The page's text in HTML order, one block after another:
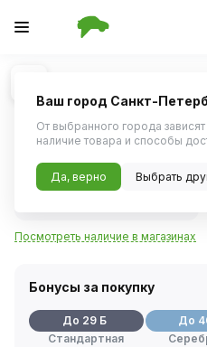
1/3
Антифриз LADA (-40)
570 ₽
5.0
Посмотреть наличие в магазинах
Бонусы за покупку
До 29 Б
Стандартная
До
Ваш город Санкт-
От выбранного города
наличие товара и способы
Да, верно Выбрать